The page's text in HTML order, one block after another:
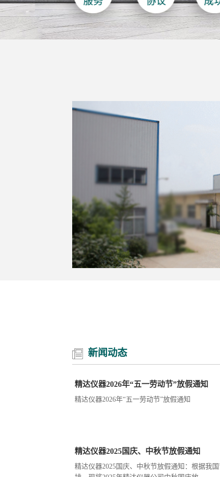
新闻动态
精达仪器2026年“五一劳动节”放假通知
精达仪器2026年“五一劳动节”放假通知
精达仪器2025国庆、中秋节放假通知
精达仪器2025国庆、中秋节放假通知：根据我